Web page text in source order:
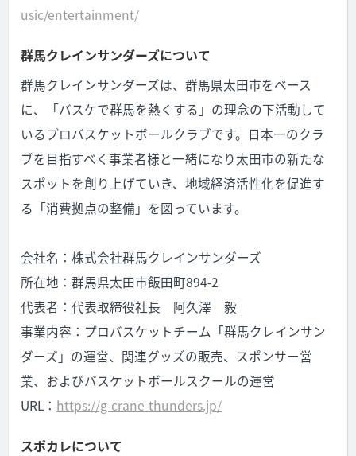
usic/entertainment/
群馬クレインサンダーズについて
群馬クレインサンダーズは、群馬県太田市をベース
に、「バスケで群馬を熱くする」の理念の下活動して
いるプロバスケットボールクラブです。日本一のクラ
ブを目指すべく事業者様と一緒になり太田市の新たな
スポットを創り上げていき、地域経済活性化を促進す
る「消費拠点の整備」を図っています。
会社名：株式会社群馬クレインサンダーズ
所在地：群馬県太田市飯田町894-2
代表者：代表取締役社長 阿久澤 毅
事業内容：プロバスケットチーム「群馬クレインサン
ダーズ」の運営、関連グッズの販売、スポンサー営
業、およびバスケットボールスクールの運営
URL： https://g-crane-thunders.jp/
スポカレについて